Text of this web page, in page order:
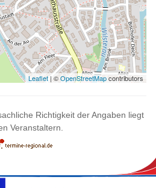
Leaflet| ©OpenStreetMapcontributors
Richtigkeit der Angaben liegt
Veranstaltern.